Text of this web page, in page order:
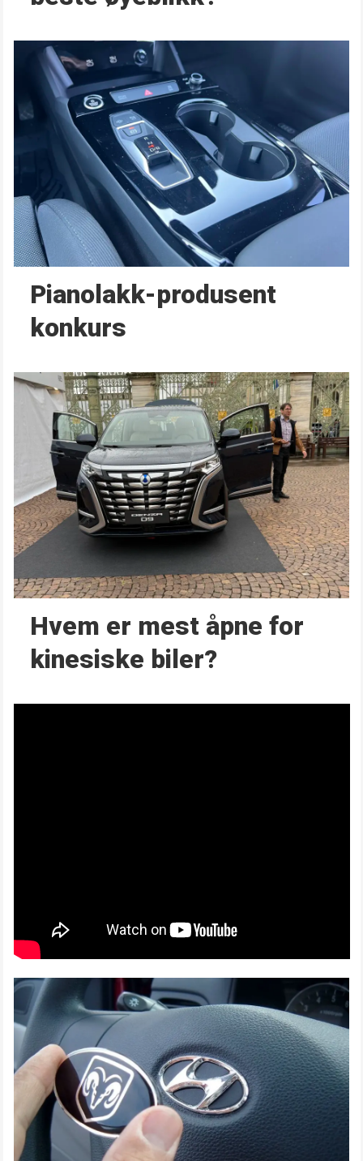
Pianolakk-produsent
konkurs
Hvem er mest åpne for
kinesiske biler?